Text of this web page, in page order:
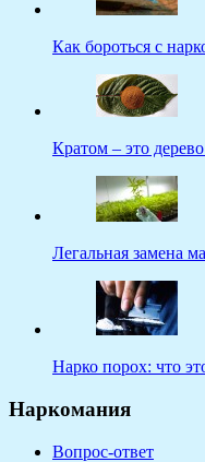
Как бороться с
Кратом – это
Легальная замена
Нарко порох: что
Наркомания
Вопрос-ответ